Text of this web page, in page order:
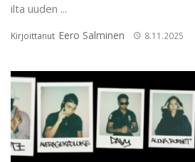
ilta uuden ...
Kirjoittanut Eero Salminen 8.11.2025